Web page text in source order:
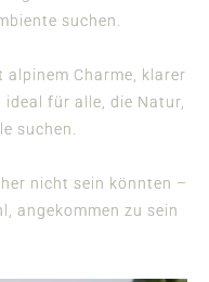
suchen.
alpinem Charme, klarer
für alle, die Natur,
suchen.
nicht sein könnten –
angekommen zu sein